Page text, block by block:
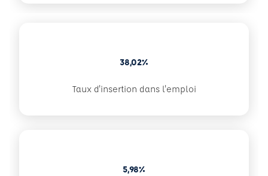
38,02%
Taux d'insertion dans l'emploi
5,98%